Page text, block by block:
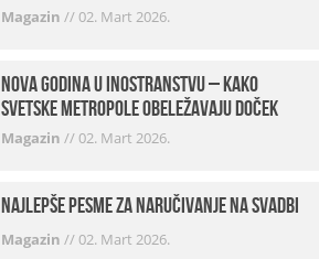
Magazin //02. Mart 2026.
Nova godina u inostranstvu – kako
svetske metropole obeležavaju doček
Magazin //02. Mart 2026.
Najlepše pesme za naručivanje na svadbi
Magazin //02. Mart 2026.